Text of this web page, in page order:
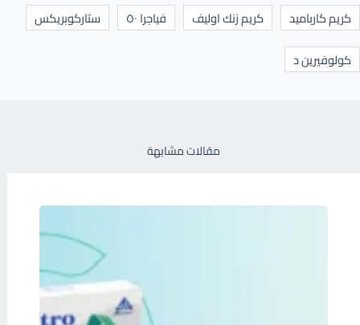
كريم كارباميد
كريم زنك اوليف فياجرا ٥٠
ستاركوبريكس
كولوفيرين د
مقالات مشابهة